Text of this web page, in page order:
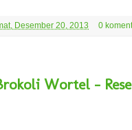
Desember 20, 2013 0
Wortel -